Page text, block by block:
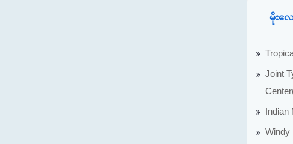
မိုးလ
Joint
Indian
Windy